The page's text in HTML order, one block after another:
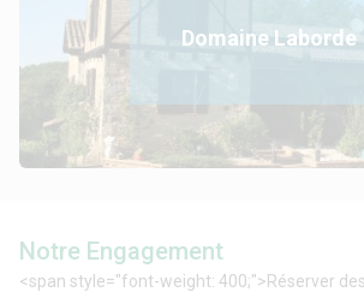
Domaine Laborde
Notre Engagement
<span style="font-weight: 400;">Réserver